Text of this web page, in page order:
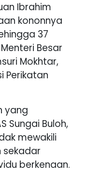
Ibrahim
kononnya
37
Besar
Mokhtar,
Perikatan
yang
Sungai Buloh,
mewakili
sekadar
berkenaan.